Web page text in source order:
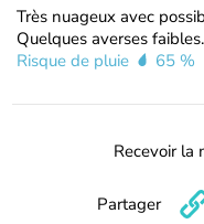
Très nuageux avec
Quelques averses faibles.
Risque de pluie
65 %
Recevoir la
Partager